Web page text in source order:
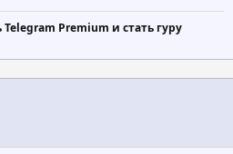
Premium и стать гуру